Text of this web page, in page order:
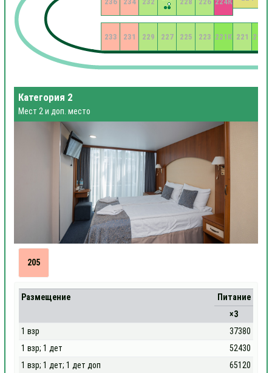
219К
221
221К
223
225
227
229
231
233
Категория 2
Мест 2 и доп. место
205
Размещение
Питание
×3
1 взр
37380
1 взр; 1 дет
52430
1 взр; 1 дет; 1 дет доп
65120